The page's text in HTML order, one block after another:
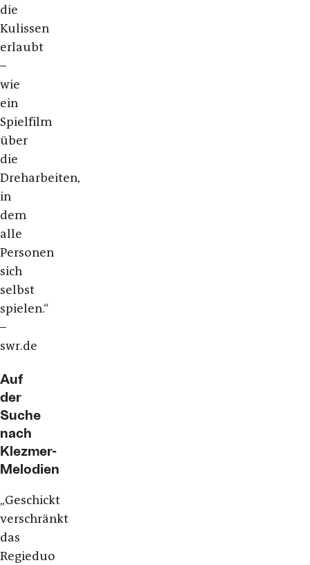
die
Kulissen
erlaubt
–
wie
ein
Spielfilm
über
die
Dreharbeiten,
in
dem
alle
Personen
sich
selbst
spielen.“
–
swr.de
Auf
der
Suche
nach
Klezmer-
Melodien
„Geschickt
verschränkt
das
Regieduo